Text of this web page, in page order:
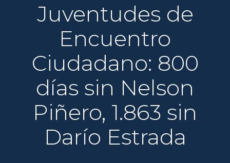
Juventudes de
Encuentro
Ciudadano: 800
días sin Nelson
Piñero, 1.863 sin
Darío Estrada